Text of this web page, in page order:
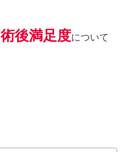
後満足度について